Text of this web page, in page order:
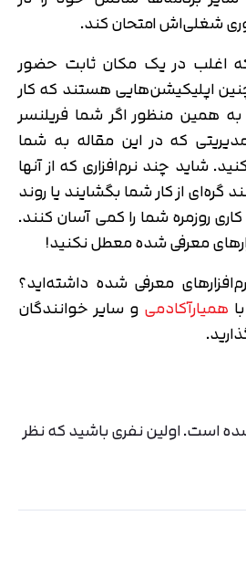
شغلی‌اش امتحان کند.
که اغلب در یک مکان ثابت حضور
اپلیکیشن‌هایی هستند که کار
به همین منظور اگر شما فریلنسر
که در این مقاله به شما
شاید چند نرم‌افزاری که از آنها
گره‌ای از کار شما بگشایند یا روند
روزمره شما را کمی آسان کنند.
معرفی شده معطل نکنید!
معرفی شده داشته‌اید؟
همیارآکادمی و سایر خوانندگان
است. اولین نفری باشید که نظر